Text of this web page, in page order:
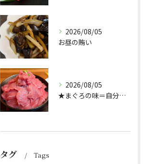
2026/08/05
お昼の賄い
2026/08/05
★まぐろの味＝自分好み？★
タグ Tags